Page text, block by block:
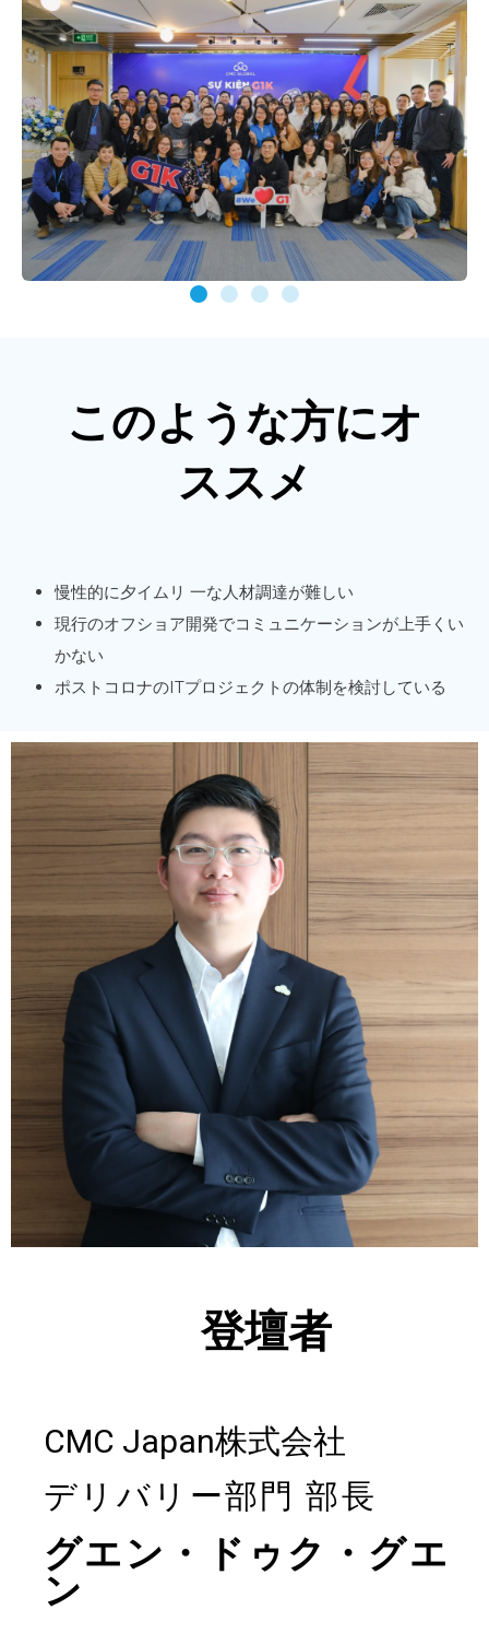
このような方にオ
ススメ
慢性的に夕イムリ 一な人材調達が難しい
現行のオフショア開発でコミュニケーションが上手くい
かない
ポストコロナのITプロジェクトの体制を検討している
登壇者
CMC Japan株式会社
デリバリー部門 部長
グエン・ドゥク・グエ
ン